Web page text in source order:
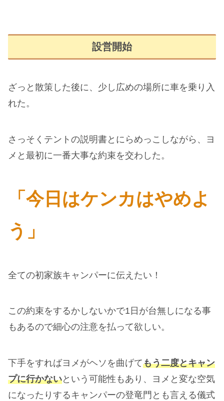
設営開始
ざっと散策した後に、少し広めの場所に車を乗り入
れた。
さっそくテントの説明書とにらめっこしながら、ヨ
メと最初に一番大事な約束を交わした。
「今日はケンカはやめよ
う」
全ての初家族キャンパーに伝えたい！
この約束をするかしないかで1日が台無しになる事
もあるので細心の注意を払って欲しい。
下手をすればヨメがヘソを曲げてもう二度とキャン
プに行かないという可能性もあり、ヨメと変な空気
になったりするキャンパーの登竜門とも言える儀式